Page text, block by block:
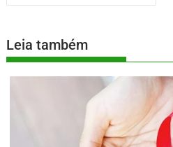
Leia também